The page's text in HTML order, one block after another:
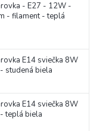
- E27 - 12W -
- filament - teplá
E14 sviečka 8W
studená biela
E14 sviečka 8W
teplá biela